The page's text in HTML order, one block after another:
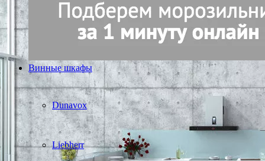
Винные шкафы
Dunavox
Liebherr